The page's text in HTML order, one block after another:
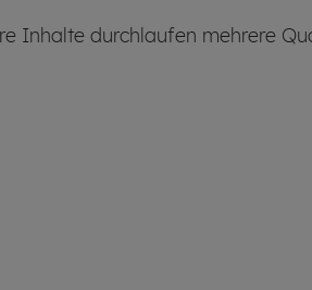
Inhalte durchlaufen mehrere